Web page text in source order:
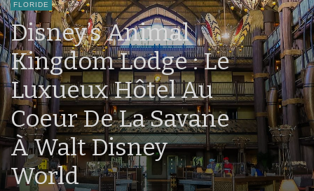
FLORIDE
Disney’s Animal
Kingdom Lodge : Le
Luxueux Hôtel Au
Coeur De La Savane
À Walt Disney
World